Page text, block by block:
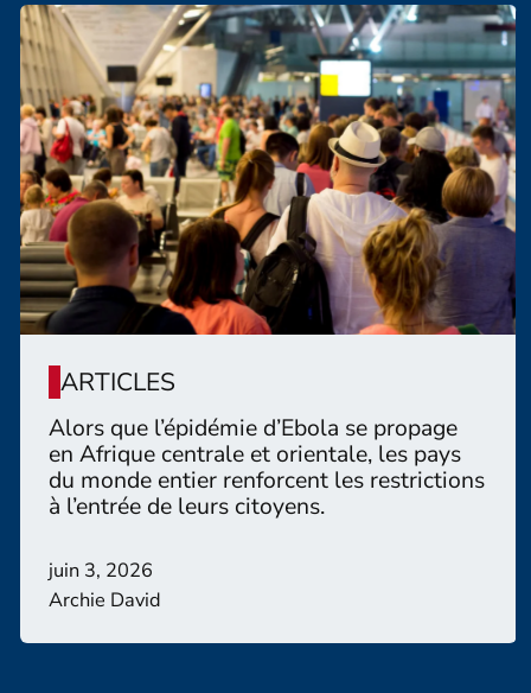
ARTICLES
Alors que l’épidémie d’Ebola se propage
en Afrique centrale et orientale, les pays
du monde entier renforcent les restrictions
à l’entrée de leurs citoyens.
juin 3, 2026
Archie David